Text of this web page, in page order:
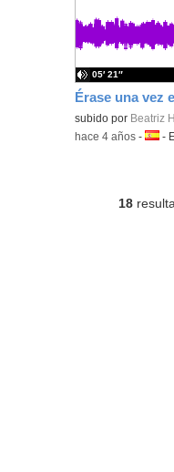
Contenido
subido por Beatriz H.
05′ 21″
-hace 4 años - -
18